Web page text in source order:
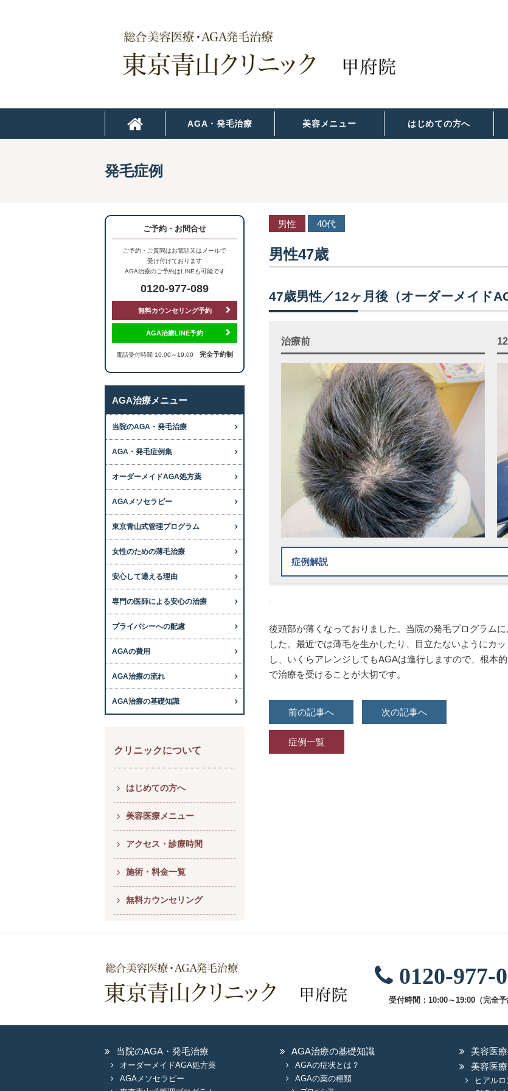
AGA・発毛治療 美容メニュー はじめての方へ
発毛症例
男性 40代
男性47歳
47歳男性／12ヶ月後（オーダーメイド
治療前
症例解説
オーダーメイドAGA処方薬
AGAメソセラピー
治療方法
オーダーメイドAGA処方薬：内服薬治療
AGAメソセラピー：ローラー状の器具で薬剤を注
副作用（リスク）について
後頭部が薄くなっておりました。当院の発毛プログラム
した。最近では薄毛を生かしたり、目立たないようにカ
し、いくらアレンジしてもAGAは進行しますので、根本
で治療を受けることが大切です。
前の記事へ 次の記事へ
症例一覧
ご予約・お問合せ
ご予約・ご質問はお電話又はメールで
受け付けております
AGA治療のご予約はLINEも可能です
0120-977-089
無料カウンセリング予約
AGA治療LINE予約
電話受付時間 10:00～19:00 完全予約制
AGA治療メニュー
当院のAGA・発毛治療
AGA・発毛症例集
オーダーメイドAGA処方薬
AGAメソセラピー
東京青山式管理プログラム
女性のための薄毛治療
安心して通える理由
専門の医師による安心の治療
プライバシーへの配慮
AGAの費用
AGA治療の流れ
AGA治療の基礎知識
クリニックについて
はじめての方へ
美容医療メニュー
アクセス・診療時間
施術・料金一覧
無料カウンセリング
0120-977-
受付時間：10:00～19:00（完全予
当院のAGA・発毛治療
オーダーメイドAGA処方薬
AGAメソセラピー
AGA治療の基礎知識
AGAの症状とは？
AGAの薬の種類
美容医
美容医
ヒアル